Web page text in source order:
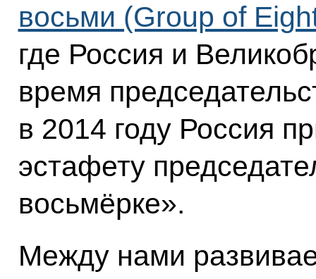
восьми (Group of
где Россия и
время
в 2014 году Россия
эстафету
восьмёрке».
Между нами